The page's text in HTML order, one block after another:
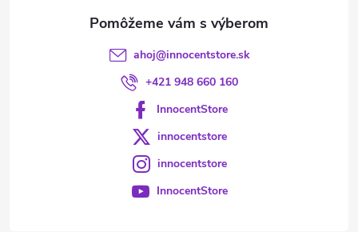
ahoj@innocentstore.sk
+421 948 660 160
InnocentStore
innocentstore
innocentstore
InnocentStore